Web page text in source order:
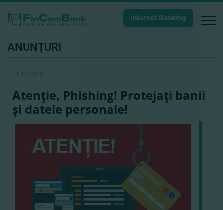
Internet Banking
ANUNŢURI
11.12.2020
Atenţie, Phishing! Protejaţi banii
şi datele personale!